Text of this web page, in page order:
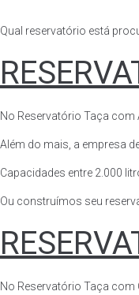
Qual reservatório está
No Reservatório Taça com
Além do mais, a empresa
Capacidades entre 2.000
Ou construímos seu
No Reservatório Taça com